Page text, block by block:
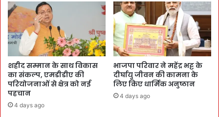
शहीद सम्मान के साथ विकास
का संकल्प, एमडीडीए की
परियोजनाओं से क्षेत्र को नई
पहचान
4 days ago
भाजपा परिवार ने महेंद्र भट्ट के
दीर्घायु जीवन की कामना के
लिए किए धार्मिक अनुष्ठान
4 days ago